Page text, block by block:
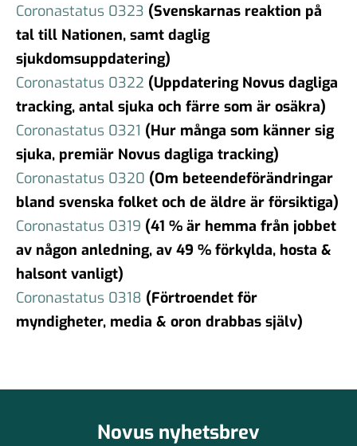
Coronastatus 0323 (Svenskarnas reaktion på
tal till Nationen, samt daglig
sjukdomsuppdatering)
Coronastatus 0322 (Uppdatering Novus dagliga
tracking, antal sjuka och färre som är osäkra)
Coronastatus 0321 (Hur många som känner sig
sjuka, premiär Novus dagliga tracking)
Coronastatus 0320 (Om beteendeförändringar
bland svenska folket och de äldre är försiktiga)
Coronastatus 0319 (41 % är hemma från jobbet
av någon anledning, av 49 % förkylda, hosta &
halsont vanligt)
Coronastatus 0318 (Förtroendet för
myndigheter, media & oron drabbas själv)
Novus nyhetsbrev